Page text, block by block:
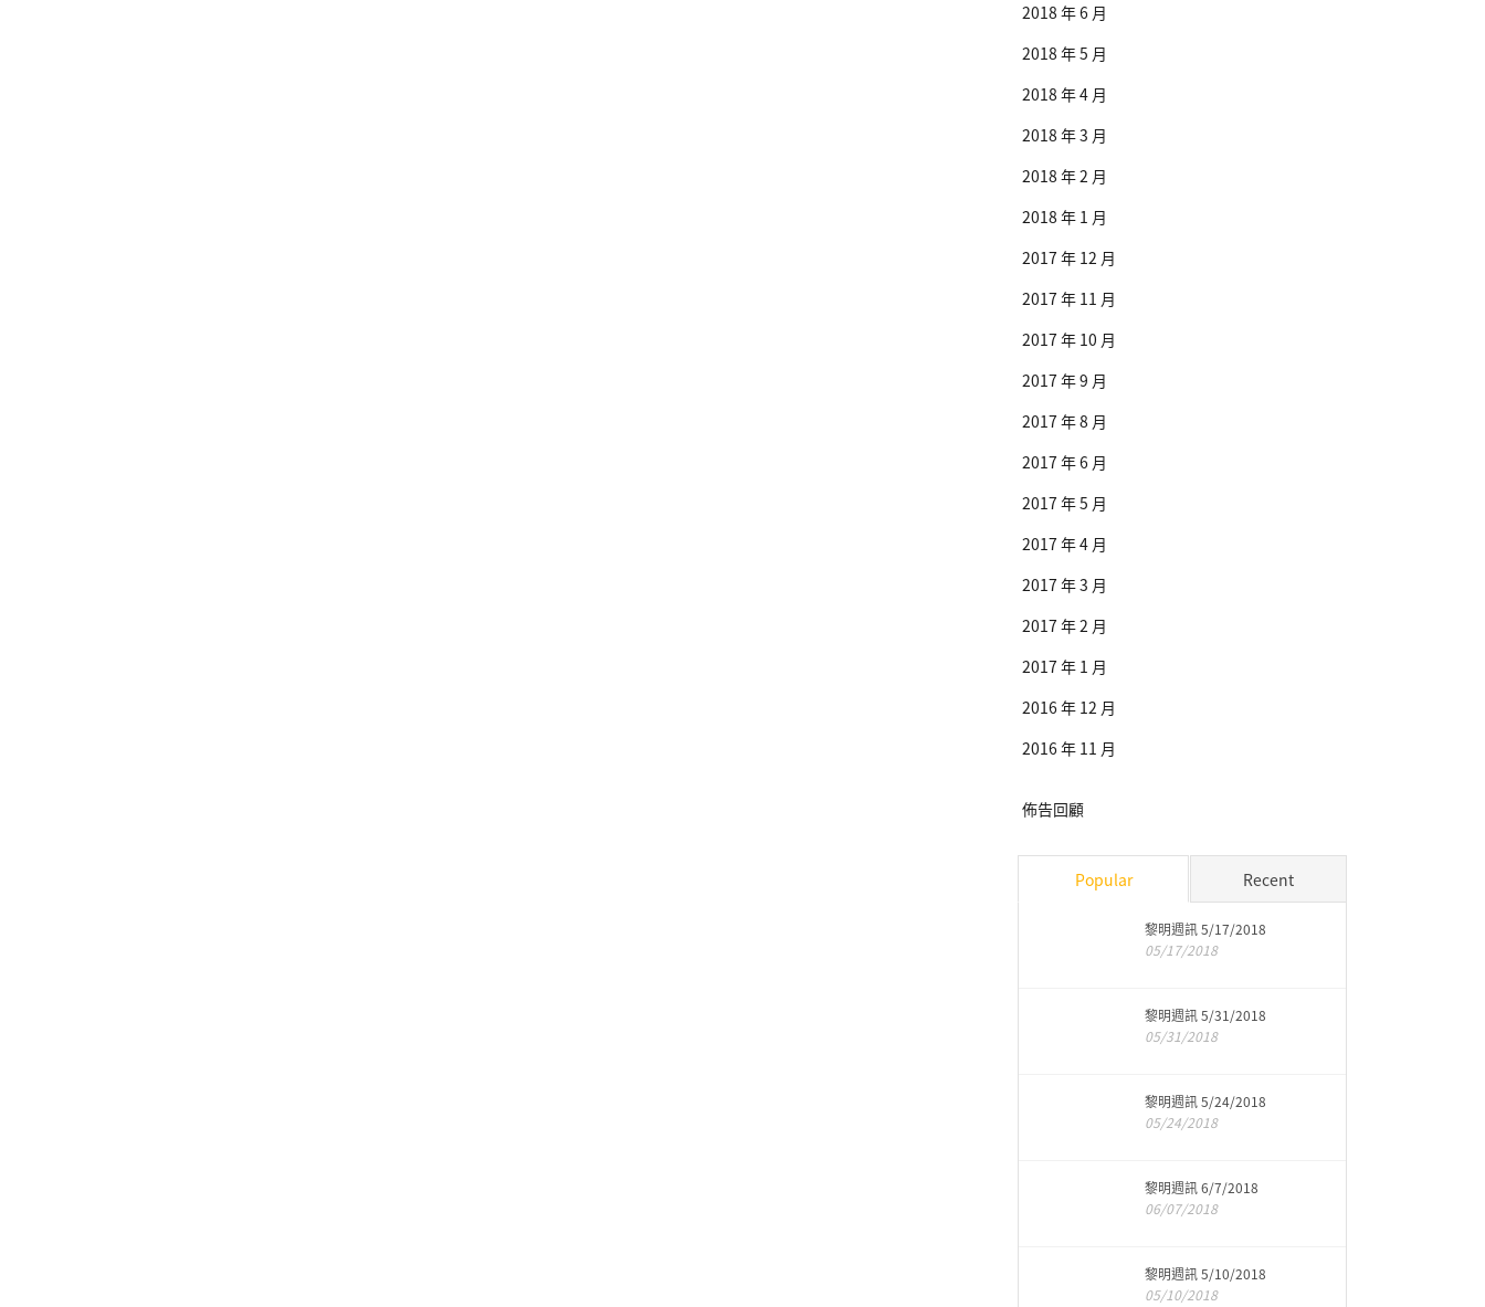
2018 年 6 月
2018 年 5 月
2018 年 4 月
2018 年 3 月
2018 年 2 月
2018 年 1 月
2017 年 12 月
2017 年 11 月
2017 年 10 月
2017 年 9 月
2017 年 8 月
2017 年 6 月
2017 年 5 月
2017 年 4 月
2017 年 3 月
2017 年 2 月
2017 年 1 月
2016 年 12 月
2016 年 11 月
佈告回顧
Popular Recent
黎明週訊 5/17/2018
05/17/2018
黎明週訊 5/31/2018
05/31/2018
黎明週訊 5/24/2018
05/24/2018
黎明週訊 6/7/2018
06/07/2018
黎明週訊 5/10/2018
05/10/2018